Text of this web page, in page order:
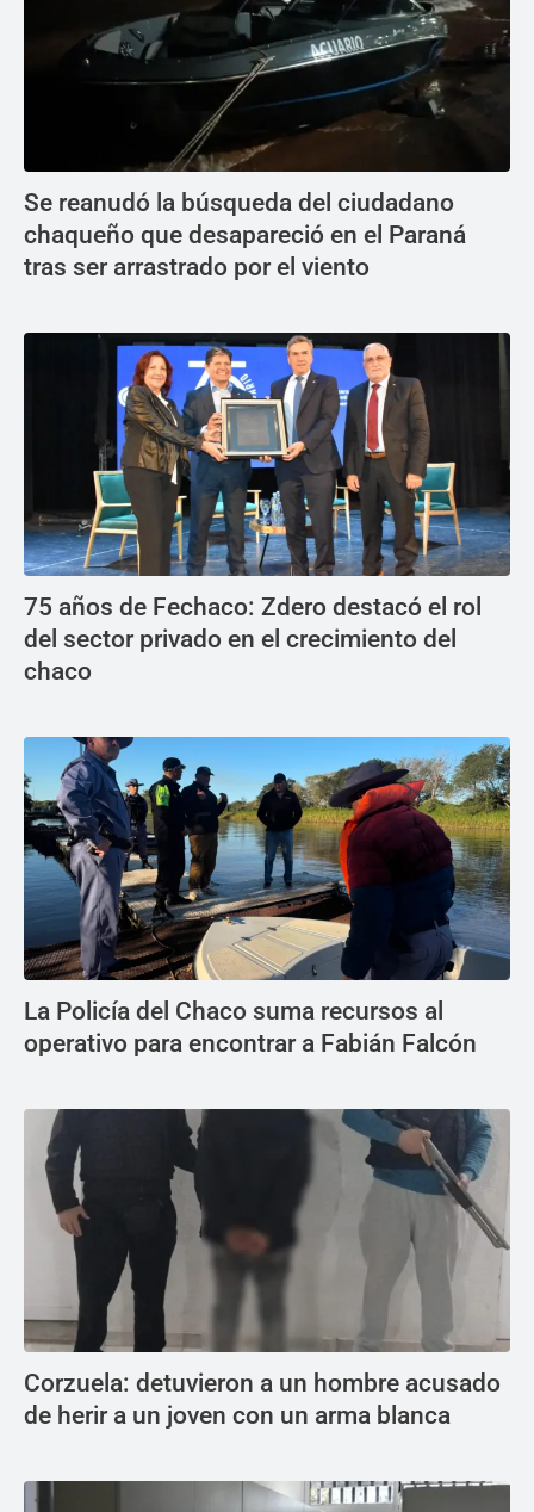
Se reanudó la búsqueda del ciudadano
chaqueño que desapareció en el Paraná
tras ser arrastrado por el viento
75 años de Fechaco: Zdero destacó el rol
del sector privado en el crecimiento del
chaco
La Policía del Chaco suma recursos al
operativo para encontrar a Fabián Falcón
Corzuela: detuvieron a un hombre acusado
de herir a un joven con un arma blanca